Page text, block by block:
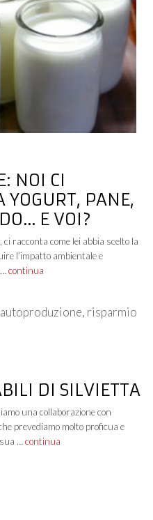
NOI CI
YOGURT, PANE,
E VOI?
racconta come lei abbia scelto la
l’impatto ambientale e
continua
autoproduzione, risparmio
DI SILVIETTA
una collaborazione con
prevediamo molto proficua e
… continua